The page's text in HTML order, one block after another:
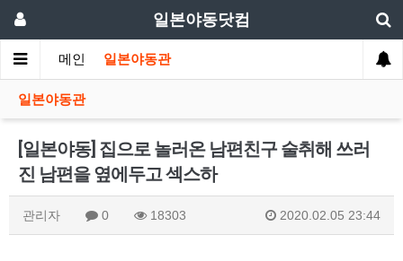
일본야동닷컴
메인 일본야동관
일본야동관
[일본야동] 집으로 놀러온 남편친구 술취해 쓰러
진 남편을 옆에두고 섹스하
관리자 0 18303 2020.02.05 23:44